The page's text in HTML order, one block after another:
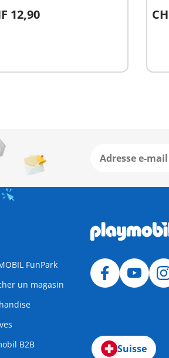
12,90
Au panier
FunPark
un magasin
B2B
Suisse